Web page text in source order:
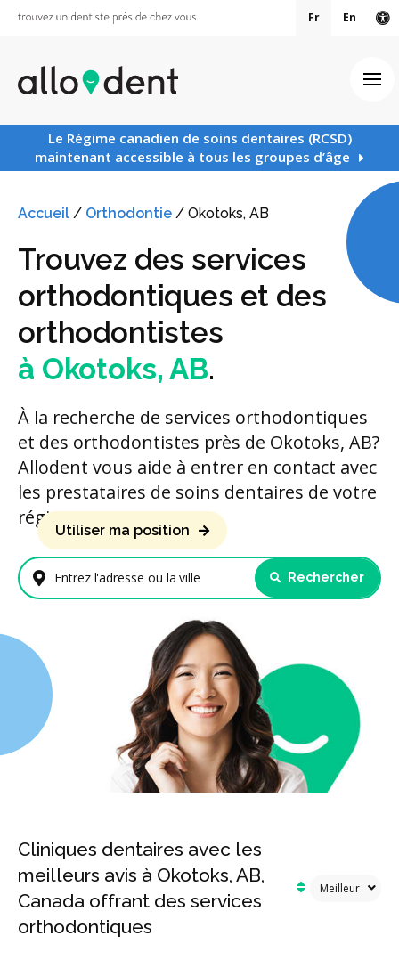
Fr En
Le Régime canadien de soins dentaires (RCSD)
maintenant accessible à tous les groupes d’âge
Accueil / Orthodontie / Okotoks, AB
Trouvez des services
orthodontiques et des
orthodontistes
à Okotoks, AB.
À la recherche de services orthodontiques
et des orthodontistes près de Okotoks, AB?
Allodent vous aide à entrer en contact avec
les prestataires de soins dentaires de votre
région.
Entrez l'adresse ou la ville
Utiliser ma position
Rechercher
Cliniques dentaires avec les
meilleurs avis à Okotoks, AB,
Canada offrant des services
orthodontiques